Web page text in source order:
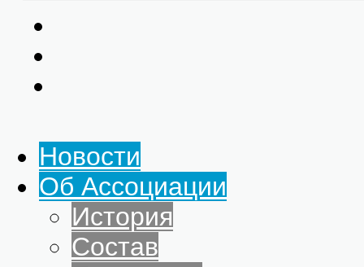
Новости
Об Ассоциации
История
Состав